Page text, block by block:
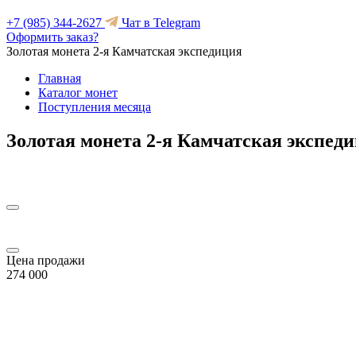
+7 (985) 344-2627
Чат в Telegram
Оформить заказ?
Золотая монета 2-я Камчатская экспедиция
Главная
Каталог монет
Поступления месяца
Золотая монета 2-я Камчатская
Цена продажи
274 000